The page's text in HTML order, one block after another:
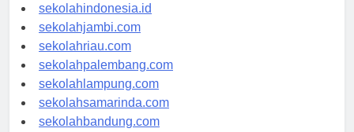
sekolahindonesia.id
sekolahjambi.com
sekolahriau.com
sekolahpalembang.com
sekolahlampung.com
sekolahsamarinda.com
sekolahbandung.com